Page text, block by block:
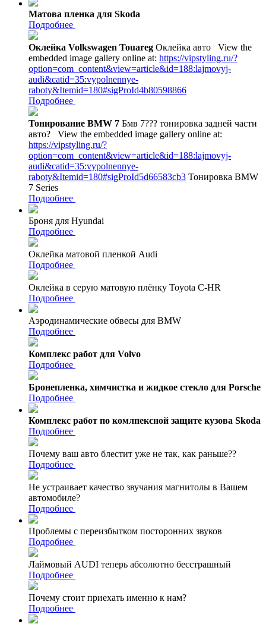
Матова пленка для Skoda
Подробнее
Оклейка Volkswagen Touareg Оклейка авто
View the
embedded image gallery online at: https://vipstyling.ru/?
option=com_content&view=article&id=188:lajmovyj-
audi&catid=35:vypolnennye-
raboty&Itemid=180#sigProId4b80598866
Подробнее
Тонирование BMW 7 Бмв 7??? тонировка задней части
авто?
View the embedded image gallery online at:
https://vipstyling.ru/?
option=com_content&view=article&id=188:lajmovyj-
audi&catid=35:vypolnennye-
raboty&Itemid=180#sigProId5d66583cb3 Тонировка BMW
7 Series
Подробнее
Броня для Hyundai
Подробнее
Оклейка матовой пленкой Audi
Подробнее
Оклейка в серую матовую плёнку Toyota C-HR
Подробнее
Аэродинамические обвесы для BMW
Подробнее
Комплекс работ для Volvo
Подробнее
Бронепленка, химчистка и жидкое стекло для Porsche
Подробнее
Комплекс работ по комлпексной защите кузова Skoda
Подробнее
Почему ваш авто блестит уже не так, как раньше??
Подробнее
Не устраивает качество звучания магнитолы в Вашем
автомобиле?
Подробнее
Проблемы с переизбытком посторонних звуков
Подробнее
Лаймовый AUDI теперь абсолютно бесстрашный
Подробнее
Почему стоит приехать именно к нам?
Подробнее